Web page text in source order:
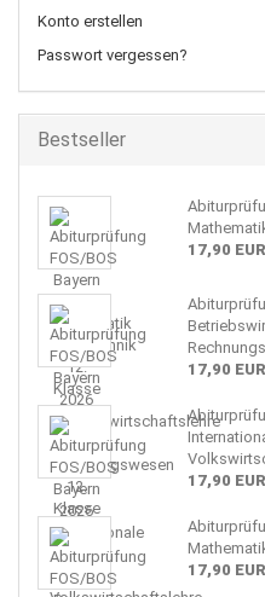
Konto erstellen
Passwort vergessen?
Bestseller
17,90 EUR
17,90 EUR
17,90 EUR
17,90 EUR